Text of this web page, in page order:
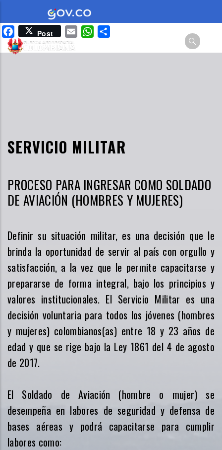
al
contenido
principal
FacebookPost Email WhatsApp
SERVICIO MILITAR
PROCESO PARA INGRESAR COMO SOLDADO
DE AVIACIÓN (HOMBRES Y MUJERES)
Definir su situación militar, es una decisión que le
brinda la oportunidad de servir al país con orgullo y
satisfacción, a la vez que le permite capacitarse y
prepararse de forma integral, bajo los principios y
valores institucionales. El Servicio Militar es una
decisión voluntaria para todos los jóvenes (hombres
y mujeres) colombianos(as) entre 18 y 23 años de
edad y que se rige bajo la Ley 1861 del 4 de agosto
de 2017.
El Soldado de Aviación (hombre o mujer) se
desempeña en labores de seguridad y defensa de
bases aéreas y podrá capacitarse para cumplir
labores como: